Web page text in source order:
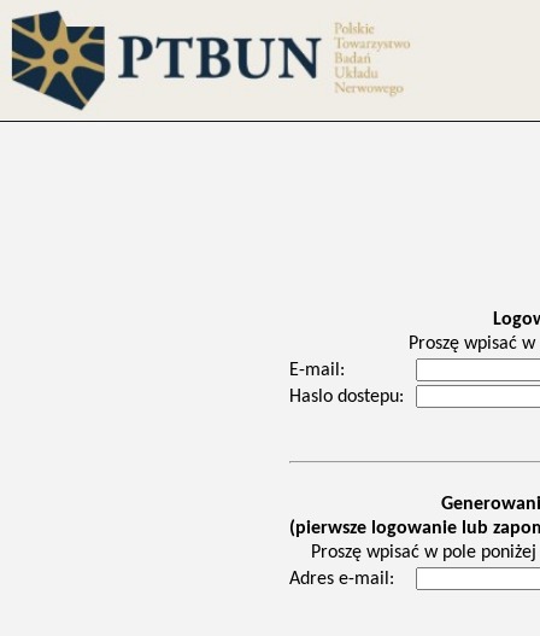
Proszę wpisać
E-mail:
Haslo dostepu:
(pierwsze logowanie lub
Proszę wpisać w pole
Adres e-mail: